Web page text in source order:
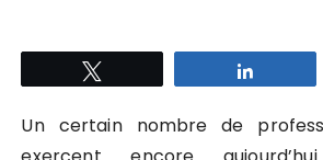
Un certain nombre de